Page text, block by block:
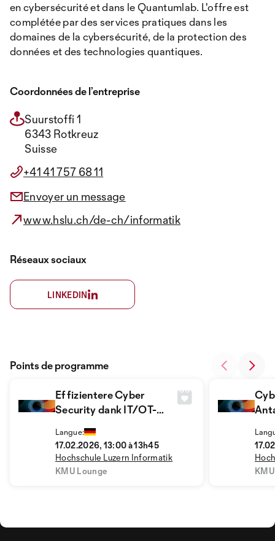
en cybersécurité et dans le Quantumlab. L'offre est
complétée par des services pratiques dans les
domaines de la cybersécurité, de la protection des
données et des technologies quantiques.
Coordonnées de l’entreprise
Suurstoffi 1
6343 Rotkreuz
Suisse
+41 41 757 68 11
Envoyer un message
www.hslu.ch/de-ch/informatik
Réseaux sociaux
LINKEDIN
Effizientere Cyber
Security dank IT/OT-
Langue:
17.02.2026, 13:00 à 13h45
Hochschule Luzern Informatik
KMU Lounge
Points de programme